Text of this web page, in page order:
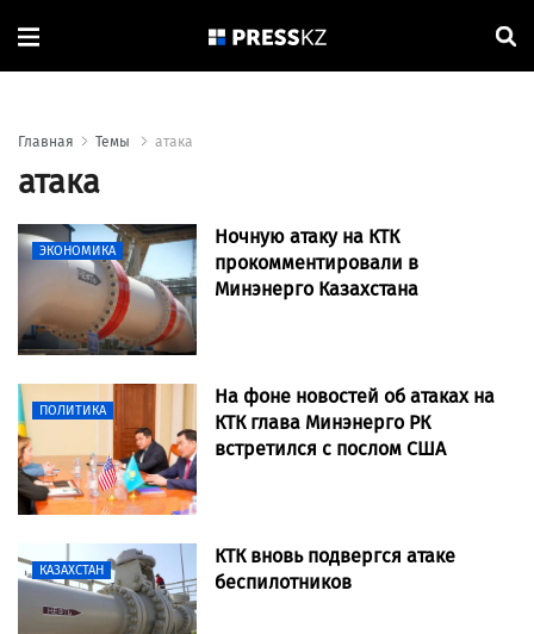
Главная Темы атака
атака
ЭКОНОМИКА
Ночную атаку на КТК
прокомментировали в
Минэнерго Казахстана
ПОЛИТИКА
На фоне новостей об атаках на
КТК глава Минэнерго РК
встретился с послом США
КАЗАХСТАН
КТК вновь подвергся атаке
беспилотников